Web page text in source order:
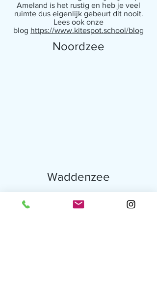
Ameland is het rustig en heb je veel
ruimte dus eigenlijk gebeurt dit nooit.
Lees ook onze
blog https://www.kitespot.school/blog
Noordzee
Waddenzee